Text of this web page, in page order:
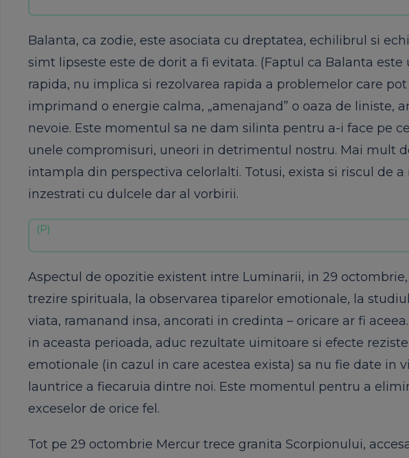
Balanta, ca zodie, este asociata cu dreptatea, echilibrul si
simt lipseste este de dorit a fi evitata. (Faptul ca Balanta este
rapida, nu implica si rezolvarea rapida a problemelor care
imprimand o energie calma, „amenajand” o oaza de liniste,
nevoie. Este momentul sa ne dam silinta pentru a-i face pe
unele compromisuri, uneori in detrimentul nostru. Mai mult
intampla din perspectiva celorlalti. Totusi, exista si riscul de
inzestrati cu dulcele dar al vorbirii.
Aspectul de opozitie existent intre Luminarii, in 29
trezire spirituala, la observarea tiparelor emotionale, la
viata, ramanand insa, ancorati in credinta – oricare ar fi
in aceasta perioada, aduc rezultate uimitoare si efecte
emotionale (in cazul in care acestea exista) sa nu fie date in
launtrice a fiecaruia dintre noi. Este momentul pentru a
exceselor de orice fel.
Tot pe 29 octombrie Mercur trece granita Scorpionului,